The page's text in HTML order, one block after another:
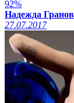
92%
Надежда
27.07.2017